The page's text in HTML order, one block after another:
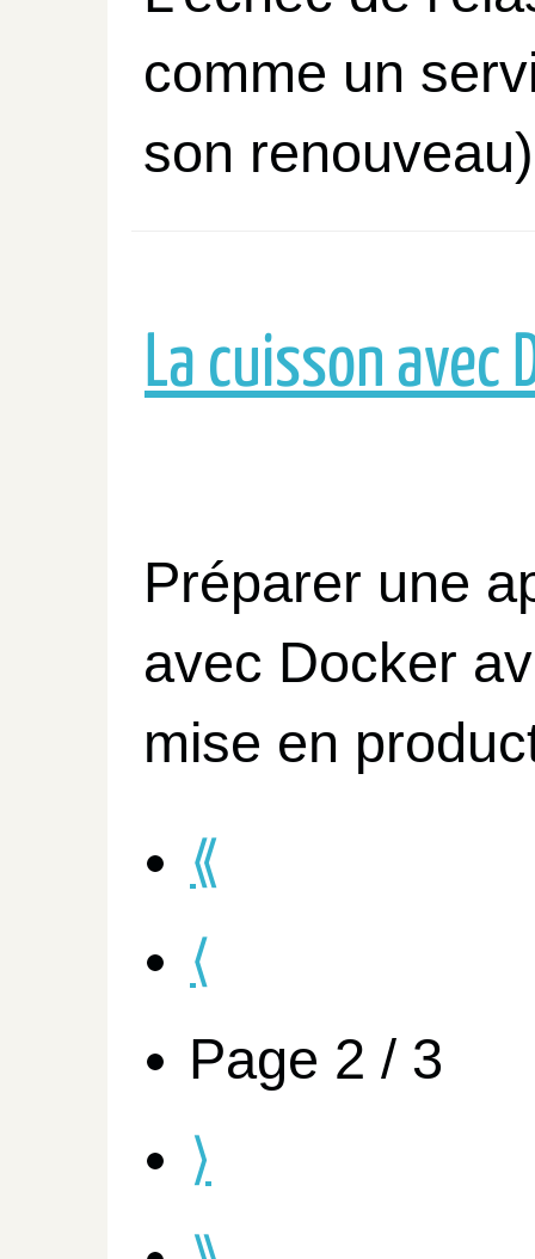
comme un
son renouveau)
La cuisson avec
Préparer une
avec Docker
mise en
⟪
⟨
Page 2 / 3
⟩